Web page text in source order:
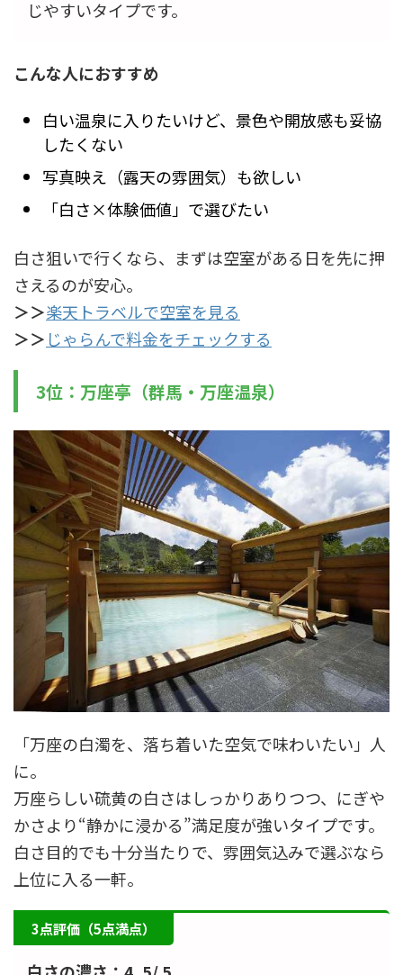
じやすいタイプです。
こんな人におすすめ
白い温泉に入りたいけど、景色や開放感も妥協
したくない
写真映え（露天の雰囲気）も欲しい
「白さ×体験価値」で選びたい
白さ狙いで行くなら、まずは空室がある日を先に押
さえるのが安心。
＞＞楽天トラベルで空室を見る
＞＞ じゃらんで料金をチェックする
3位：万座亭（群馬・万座温泉）
「万座の白濁を、落ち着いた空気で味わいたい」人
に。
万座らしい硫黄の白さはしっかりありつつ、にぎや
かさより“静かに浸かる”満足度が強いタイプです。
白さ目的でも十分当たりで、雰囲気込みで選ぶなら
上位に入る一軒。
3点評価（5点満点）